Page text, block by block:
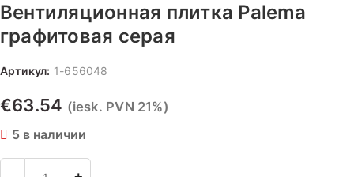
Вентиляционная плитка Palema
графитовая серая
Артикул: 1-656048
€63.54 (iesk. PVN 21%)
5 в наличии